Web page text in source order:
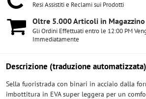
Resi Assistiti e Reclami sui Prodotti
Oltre 5​.000 Articoli in Magazzino
Gli Ordini Effettuati entro le 12:00 PM
Immediatamente
Descrizione (traduzione automatizzata)
Sella fuoristrada con binari in acciaio dalla
imbottitura in EVA super leggera per un